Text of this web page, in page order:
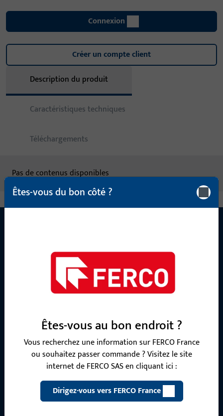
Connexion
Créer un compte client
Description du produit
Caractéristiques techniques
Téléchargements
Pas de contenus disponibles
Nous sommes à votre disposition !
Notre équipe de service après-vente se tient à votre
nos produits, applications et projets. N'hésitez pas à nous
contacter par téléphone ou par e-mail.
Contactez-nous
Appelez-nous
Êtes-vous du bon côté ?
Êtes-vous au bon endroit ?
Vous recherchez une information sur FERCO France
ou souhaitez passer commande ? Visitez le site
internet de FERCO SAS en cliquant ici :
Dirigez-vous vers FERCO France